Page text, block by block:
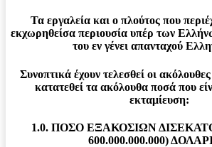
Τα εργαλεία και ο πλούτος που
εκχωρηθείσα περιουσία υπέρ των
του εν γένει απανταχού
Συνοπτικά έχουν τελεσθεί οι
κατατεθεί τα ακόλουθα ποσά που
εκταμίευση:
1.0. ΠΟΣΟ ΕΞΑΚΟΣΙΩΝ
600.000.000.000)